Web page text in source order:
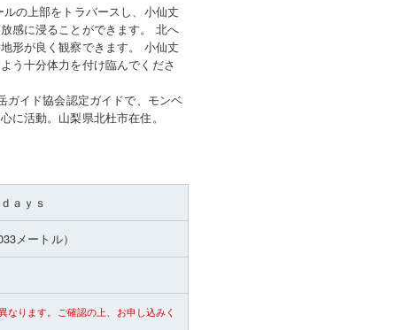
の上部をトラバースし、小仙丈
感に浸ることができます。 北へ
形が良く観察できます。 小仙丈
う十分体力を付け臨んでくださ
イド協会認定ガイドで、モンベ
に活動。山梨県北杜市在住。
ａｙｓ
メートル）
なります。ご確認の上、お申し込みく